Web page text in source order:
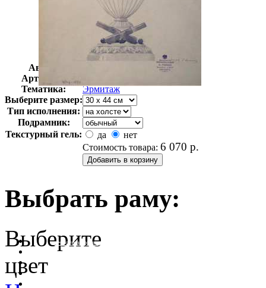
Автор:
Арт-стиль
Тематика:
Эрмитаж
Выберите размер:
Тип исполнения:
Подрамник:
Текстурный гель:
да
нет
Стоимость товара: 6 070 р.
Выбрать раму:
очистить фильтр цвета
Выберите
цвет